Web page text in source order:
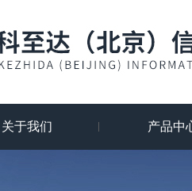
关于我们 产品中